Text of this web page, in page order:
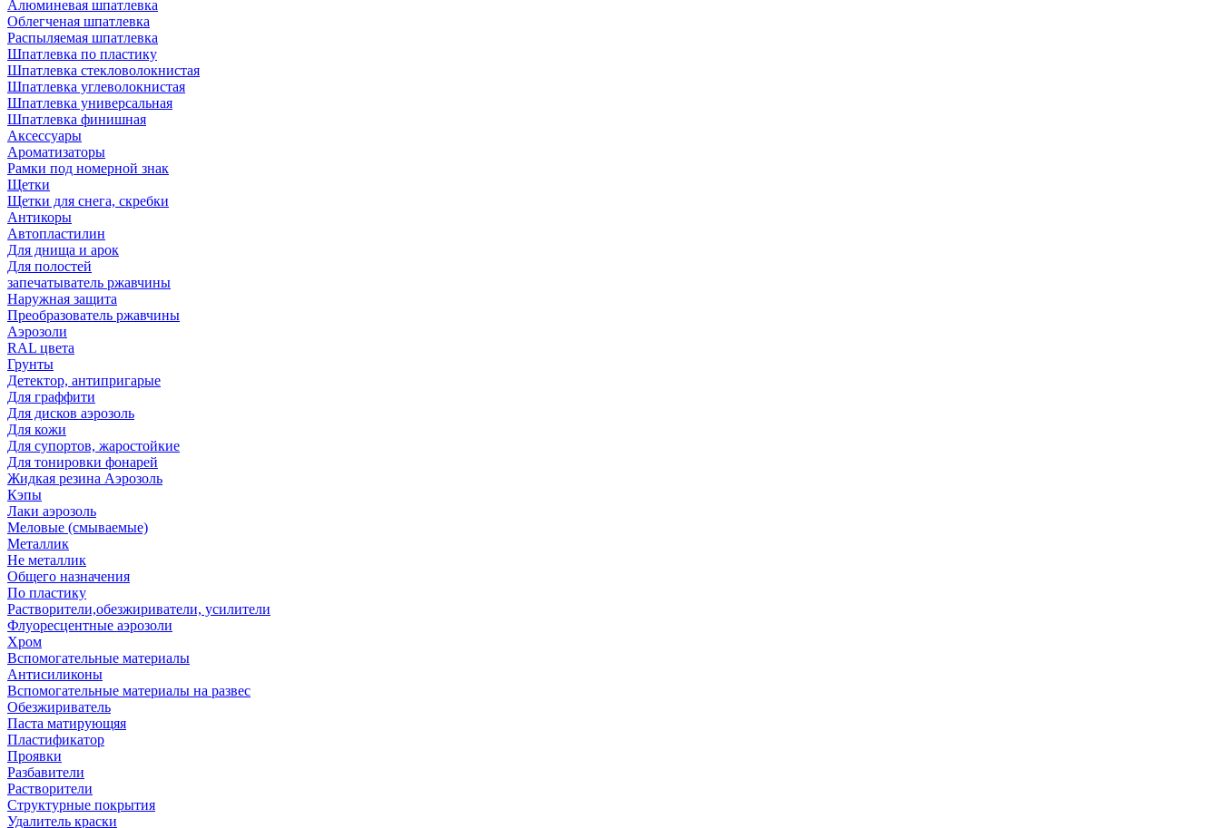
Алюминевая шпатлевка
Облегченая шпатлевка
Распыляемая шпатлевка
Шпатлевка по пластику
Шпатлевка стекловолокнистая
Шпатлевка углеволокнистая
Шпатлевка универсальная
Шпатлевка финишная
Аксессуары
Ароматизаторы
Рамки под номерной знак
Щетки
Щетки для снега, скребки
Антикоры
Автопластилин
Для днища и арок
Для полостей
запечатыватель ржавчины
Наружная защита
Преобразователь ржавчины
Аэрозоли
RAL цвета
Грунты
Детектор, антипригарые
Для граффити
Для дисков аэрозоль
Для кожи
Для супортов, жаростойкие
Для тонировки фонарей
Жидкая резина Аэрозоль
Кэпы
Лаки аэрозоль
Меловые (смываемые)
Металлик
Не металлик
Общего назначения
По пластику
Растворители,обезжириватели, усилители
Флуоресцентные аэрозоли
Хром
Вспомогательные материалы
Антисиликоны
Вспомогательные материалы на развес
Обезжириватель
Паста матирующяя
Пластификатор
Проявки
Разбавители
Растворители
Структурные покрытия
Удалитель краски